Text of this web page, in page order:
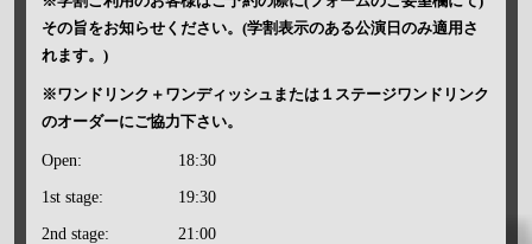
その旨をお知らせください。(学割表示のある公演日のみ適用さ
れます。)
※ワンドリンク＋ワンディッシュまたは１ステージワンドリンク
のオーダーにご協力下さい。
Open: 18:30
1st stage: 19:30
2nd stage: 21:00